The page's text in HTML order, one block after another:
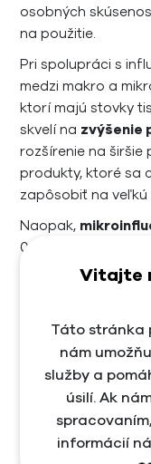
osobných
na použitie.
Pri spolupráci s
medzi makro a
ktorí majú stovky
skvelí na zvýšenie
rozšírenie na širšie
produkty, ktoré sa
zapôsobiť na veľkú
Naopak,
000 sledovateľov,
miery
pre značky, ktoré
, či už ide o
Pri výbere
veľkosť jeho
Influencera by
záujmy a obsah
Vitajte
Táto stránka
nám
služby a
úsilí. Ak
informácií